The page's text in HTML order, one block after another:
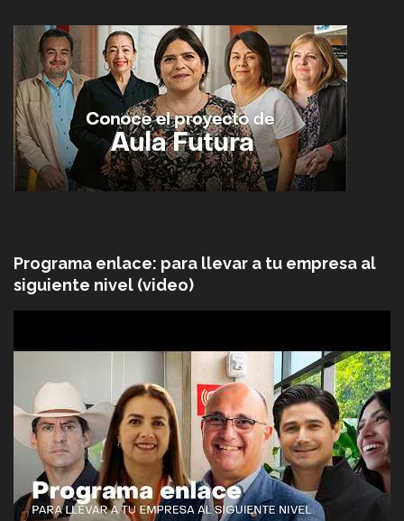
Programa enlace: para llevar a tu empresa al
siguiente nivel (video)